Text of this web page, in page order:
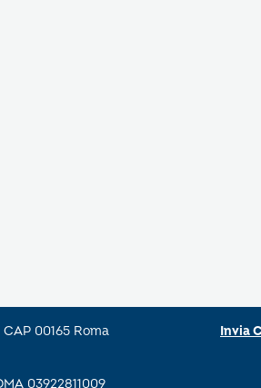
CAP 00165 Roma
03922811009
Invia